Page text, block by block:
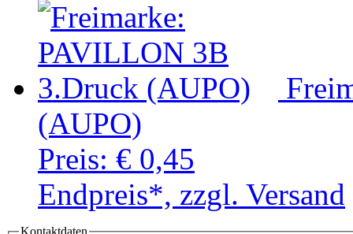
(AUPO)
Preis: € 0,45
Endpreis*, zzgl. Versand
Kontaktdaten